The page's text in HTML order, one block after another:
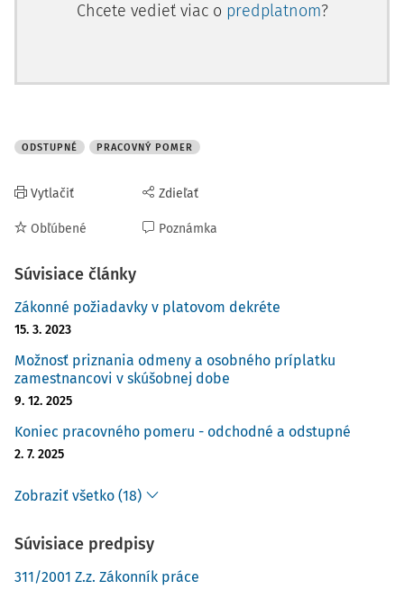
Chcete vedieť viac o predplatnom?
ODSTUPNÉ PRACOVNÝ POMER
Vytlačiť
Obľúbené
Zdieľať
Poznámka
Súvisiace články
Zákonné požiadavky v platovom dekréte
15. 3. 2023
Možnosť priznania odmeny a osobného príplatku
zamestnancovi v skúšobnej dobe
9. 12. 2025
Koniec pracovného pomeru - odchodné a odstupné
2. 7. 2025
Zobraziť všetko (18)
Súvisiace predpisy
311/2001 Z.z. Zákonník práce